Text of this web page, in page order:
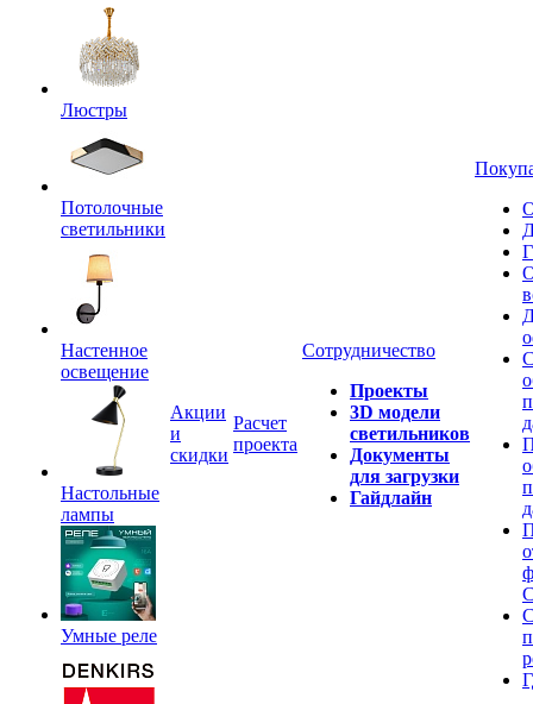
Люстры
Потолочные
светильники
Настенное
освещение
Настольные
лампы
Умные реле
Акции
и
скидки
Расчет
проекта
Сотрудничество
Проекты
3D модели
светильников
Документы
для загрузки
Гайдлайн